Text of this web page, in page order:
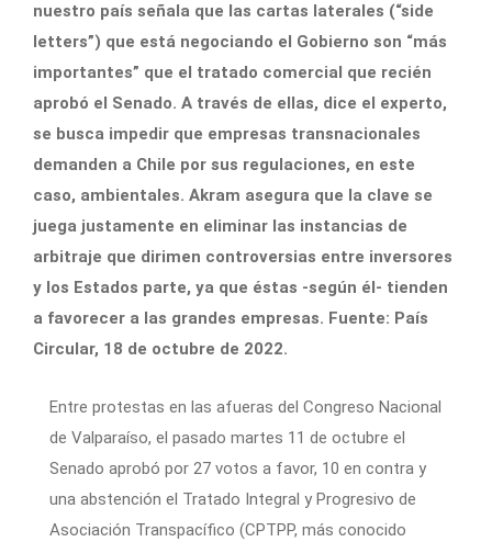
nuestro país señala que las cartas laterales (“side
letters”) que está negociando el Gobierno son “más
importantes” que el tratado comercial que recién
aprobó el Senado. A través de ellas, dice el experto,
se busca impedir que empresas transnacionales
demanden a Chile por sus regulaciones, en este
caso, ambientales. Akram asegura que la clave se
juega justamente en eliminar las instancias de
arbitraje que dirimen controversias entre inversores
y los Estados parte, ya que éstas -según él- tienden
a favorecer a las grandes empresas. Fuente: País
Circular, 18 de octubre de 2022.
Entre protestas en las afueras del Congreso Nacional
de Valparaíso, el pasado martes 11 de octubre el
Senado aprobó por 27 votos a favor, 10 en contra y
una abstención el Tratado Integral y Progresivo de
Asociación Transpacífico (CPTPP, más conocido